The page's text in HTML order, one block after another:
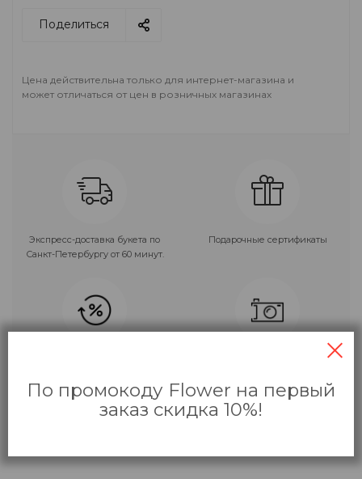
Поделиться
Цена действительна только для интернет-магазина и
может отличаться от цен в розничных магазинах
Экспресс-доставка букета по
Санкт-Петербургу от 60 минут.
Подарочные сертификаты
Фото букета перед отправкой.
По промокоду Flower на первый
заказ скидка 10%!